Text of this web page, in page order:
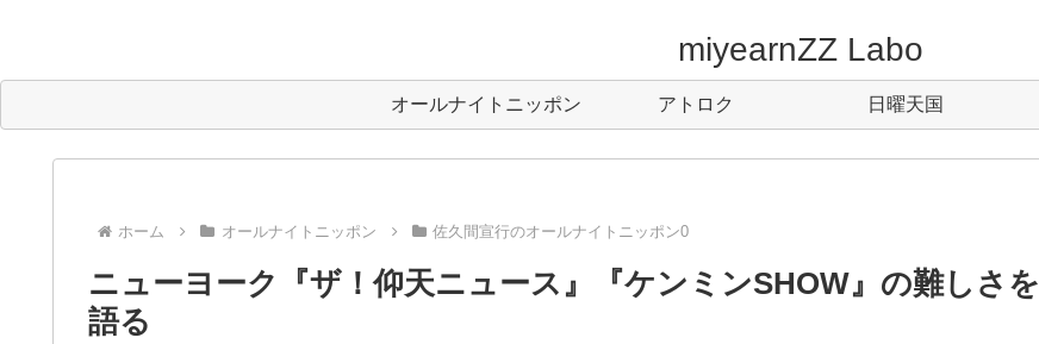
miyearnZZ Labo
オールナイトニッポン アトロク 日曜天国
ホーム オールナイトニッポン 佐久間宣行のオールナイトニッポン0
ニューヨーク『ザ！仰天ニュース』『ケンミンSHOW』の難しさを
語る